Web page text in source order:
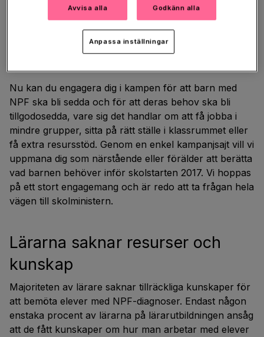
med funktionsnedsättning i skolan mot bakgrund av
den forskning, pedagogik och erfarenhet som finns,
men inte alltid tillämpas. Vi följer därför upp den
tidigare informationskampanjen minfullapotential.se
Nu kan du engagera dig i kampen för att barn med
NPF ska bli sedda och för att deras behov ska bli
tillgodosedda, vare sig det handlar om att få jobba i
mindre grupper, sitta på rätt ställe i klassrummet eller
få extra resursstöd. Genom en enkel kampanjsajt vill vi
uppmana dig som närstående eller förälder att berätta
vad barnen behöver inför skolstarten 2017. Vi hoppas
på ett stort engagemang och är redo att ta frågan hela
vägen till skolministern.
Lärarna saknar resurser och
kunskap
Majoriteten av lärare saknar tillräckliga kunskaper för
att bemöta elever med NPF-diagnoser. Endast någon
enstaka procent av lärarna på lärarutbildningen ansåg
att de fått kunskaper om hur man arbetar med elever
Avvisa alla Godkänn alla
Anpassa inställningar